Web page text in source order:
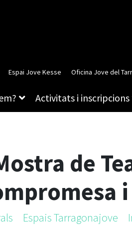
Espai Jove Kesse Oficina Jove del
Activitats i inscripcions
de
Espais Tarragonajove